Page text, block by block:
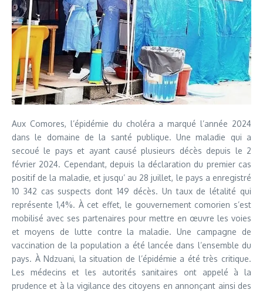
Aux Comores, l’épidémie du choléra a marqué l’année 2024
dans le domaine de la santé publique. Une maladie qui a
secoué le pays et ayant causé plusieurs décès depuis le 2
février 2024. Cependant, depuis la déclaration du premier cas
positif de la maladie, et jusqu’ au 28 juillet, le pays a enregistré
10 342 cas suspects dont 149 décès. Un taux de létalité qui
représente 1,4%. À cet effet, le gouvernement comorien s’est
mobilisé avec ses partenaires pour mettre en œuvre les voies
et moyens de lutte contre la maladie. Une campagne de
vaccination de la population a été lancée dans l’ensemble du
pays. À Ndzuani, la situation de l’épidémie a été très critique.
Les médecins et les autorités sanitaires ont appelé à la
prudence et à la vigilance des citoyens en annonçant ainsi des